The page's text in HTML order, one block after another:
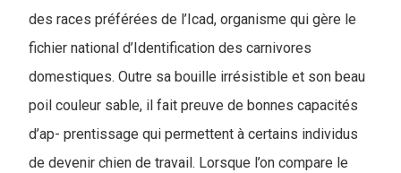
des races préférées de l’Icad, organisme qui gère le
fichier national d’Identification des carnivores
domestiques. Outre sa bouille irrésistible et son beau
poil couleur sable, il fait preuve de bonnes capacités
d’ap- prentissage qui permettent à certains individus
de devenir chien de travail. Lorsque l’on compare le